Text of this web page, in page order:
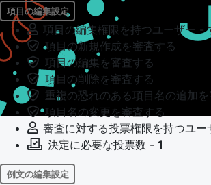
項目の編集設定
項目の編集権限を持つユーザー -
項目の新規作成を審査する
項目の編集を審査する
項目の削除を審査する
重複の恐れのある項目名の追加
項目名の変更を審査する
審査に対する投票権限を持つユー
決定に必要な投票数 - 1
例文の編集設定